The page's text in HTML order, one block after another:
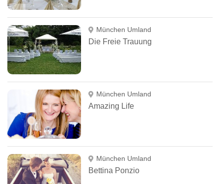
München Umland
Die Freie Trauung
München Umland
Amazing Life
München Umland
Bettina Ponzio